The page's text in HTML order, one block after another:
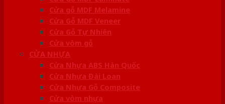
Cửa gỗ MDF Melamine
Cửa Gỗ MDF Veneer
Cửa Gỗ Tự Nhiên
Cửa vòm gỗ
CỬA NHỰA
Cửa Nhựa ABS Hàn Quốc
Cửa Nhựa Đài Loan
Cửa Nhựa Gỗ Composite
Cửa vòm nhựa